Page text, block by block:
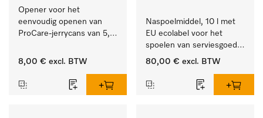
Opener voor het
eenvoudig openen van
ProCare-jerrycans van 5,
8,00 € excl. BTW
Naspoelmiddel, 10 l met
EU ecolabel voor het
spoelen van serviesgoed,
bestek en glazen.
80,00 € excl. BTW